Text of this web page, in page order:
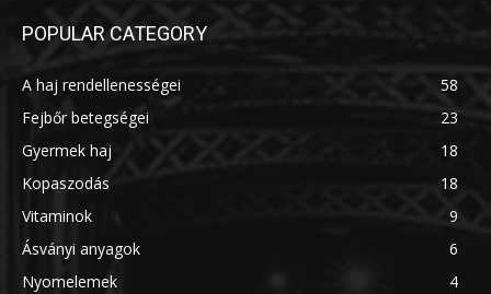
POPULAR CATEGORY
A haj rendellenességei
58
Fejbőr betegségei
23
Gyermek haj
18
Kopaszodás
18
Vitaminok
9
Ásványi anyagok
6
Nyomelemek
4